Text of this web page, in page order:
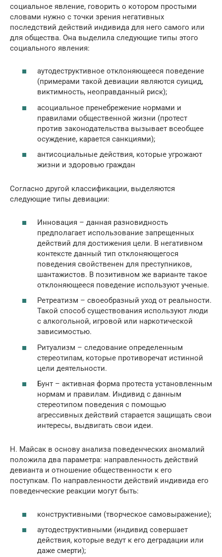
социальное явление, говорить о котором простыми
словами нужно с точки зрения негативных
последствий действий индивида для него самого или
для общества. Она выделила следующие типы этого
социального явления:
аутодеструктивное отклоняющееся поведение
(примерами такой девиации являются суицид,
виктимность, неоправданный риск);
асоциальное пренебрежение нормами и
правилами общественной жизни (протест
против законодательства вызывает всеобщее
осуждение, карается санкциями);
антисоциальные действия, которые угрожают
жизни и здоровью граждан
Согласно другой классификации, выделяются
следующие типы девиации:
Инновация – данная разновидность
предполагает использование запрещенных
действий для достижения цели. В негативном
контексте данный тип отклоняющегося
поведения свойственен для преступников,
шантажистов. В позитивном же варианте такое
отклоняющееся поведение используют ученые.
Ретреатизм – своеобразный уход от реальности.
Такой способ существования используют люди
с алкогольной, игровой или наркотической
зависимостью.
Ритуализм – следование определенным
стереотипам, которые противоречат истинной
цели деятельности.
Бунт – активная форма протеста установленным
нормам и правилам. Индивид с данным
стереотипом поведения с помощью
агрессивных действий старается защищать свои
интересы, выдвигать свои идеи.
Н. Майсак в основу анализа поведенческих аномалий
положила два параметра: направленность действий
девианта и отношение общественности к его
поступкам. По направленности действий индивида его
поведенческие реакции могут быть:
конструктивными (творческое самовыражение);
аутодеструктивными (индивид совершает
действия, которые ведут к его деградации или
даже смерти);